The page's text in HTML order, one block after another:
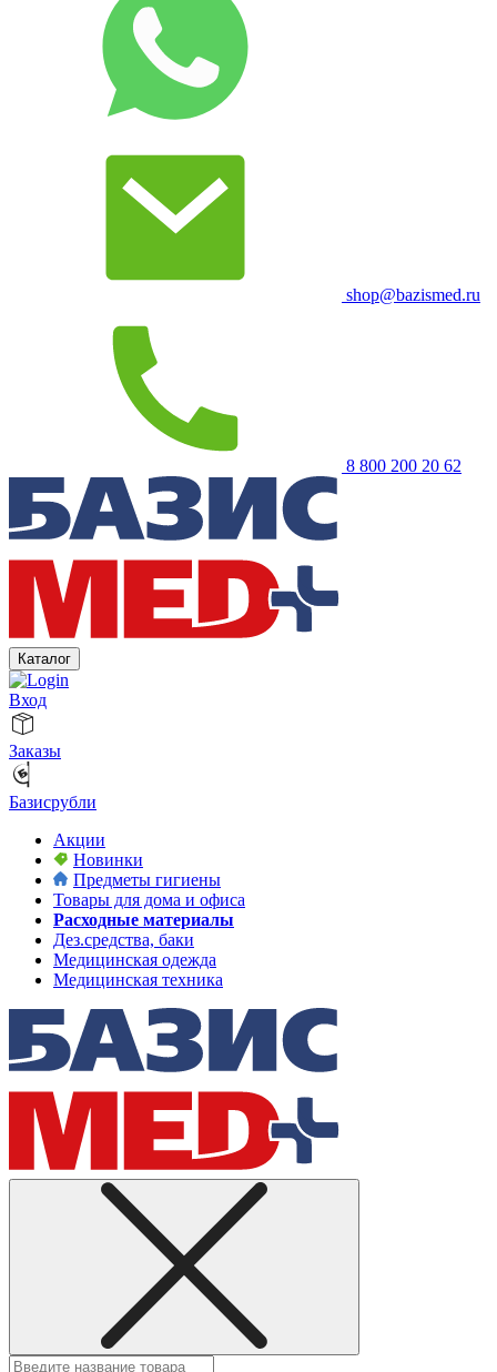
shop@bazismed.ru
8 800 200 20 62
Каталог
Вход
Заказы
Базисрубли
Акции
Новинки
Предметы гигиены
Товары для дома и офиса
Расходные материалы
Дез.средства, баки
Медицинская одежда
Медицинская техника